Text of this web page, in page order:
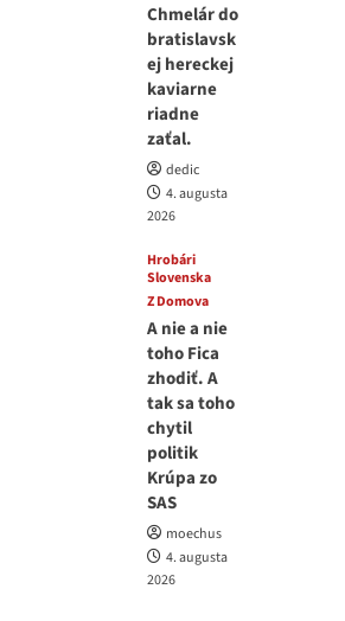
Chmelár do
bratislavsk
ej hereckej
kaviarne
riadne
zaťal.
dedic
4. augusta
2026
Hrobári
Slovenska
Z Domova
A nie a nie
toho Fica
zhodiť. A
tak sa toho
chytil
politik
Krúpa zo
SAS
moechus
4. augusta
2026